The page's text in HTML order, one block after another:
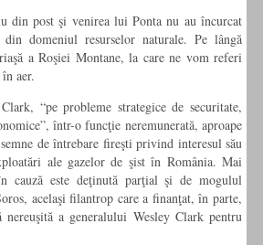
din post şi venirea lui Ponta nu au încurcat
domeniul resurselor naturale. Pe lângă
a Roşiei Montane, la care ne vom referi
aer.
“pe probleme strategice de securitate,
într-o funcţie neremunerată, aproape
de întrebare fireşti privind interesul său
ale gazelor de şist în România. Mai
cauză este deţinută parţial şi de mogulul
acelaşi filantrop care a finanţat, în parte,
nereuşită a generalului Wesley Clark pentru